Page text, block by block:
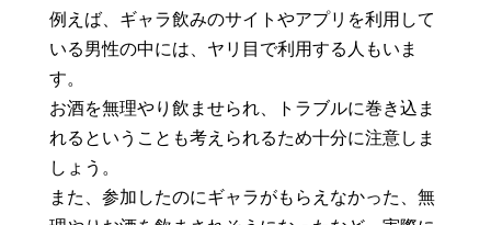
例えば、ギャラ飲みのサイトやアプリを利用して
いる男性の中には、ヤリ目で利用する人もいま
す。
お酒を無理やり飲ませられ、トラブルに巻き込ま
れるということも考えられるため十分に注意しま
しょう。
また、参加したのにギャラがもらえなかった、無